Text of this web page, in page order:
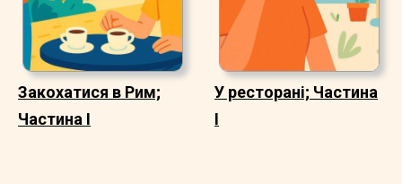
Закохатися в Рим;
Частина I
У ресторані; Частина
I